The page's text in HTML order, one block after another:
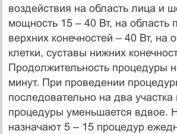
воздействия на область лица и
мощность 15 – 40 Вт, на область
верхних конечностей – 40 Вт, на
клетки, суставы нижних
Продолжительность процедуры
минут. При проведении
последовательно на два участка
процедуры уменьшается вдвое.
назначают 5 – 15 процедур